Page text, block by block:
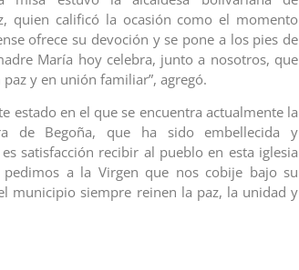
quien calificó la ocasión como el momento
ofrece su devoción y se pone a los pies de
María hoy celebra, junto a nosotros, que
y en unión familiar”, agregó.
estado en el que se encuentra actualmente la
de Begoña, que ha sido embellecida y
satisfacción recibir al pueblo en esta iglesia
a la Virgen que nos cobije bajo su
municipio siempre reinen la paz, la unidad y